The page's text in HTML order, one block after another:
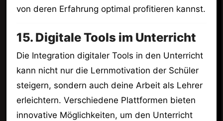
von deren Erfahrung optimal profitieren kannst.
15. Digitale Tools im Unterricht
Die Integration digitaler Tools in den Unterricht
kann nicht nur die Lernmotivation der Schüler
steigern, sondern auch deine Arbeit als Lehrer
erleichtern. Verschiedene Plattformen bieten
innovative Möglichkeiten, um den Unterricht